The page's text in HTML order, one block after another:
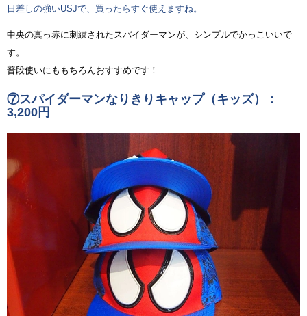
日差しの強いUSJで、買ったらすぐ使えますね。
中央の真っ赤に刺繍されたスパイダーマンが、シンプルでかっこいいで
す。
普段使いにももちろんおすすめです！
⑦スパイダーマンなりきりキャップ（キッズ）：
3,200円